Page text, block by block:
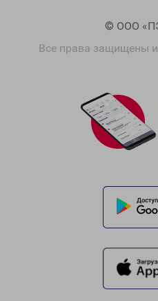
© ООО
Все права защищены